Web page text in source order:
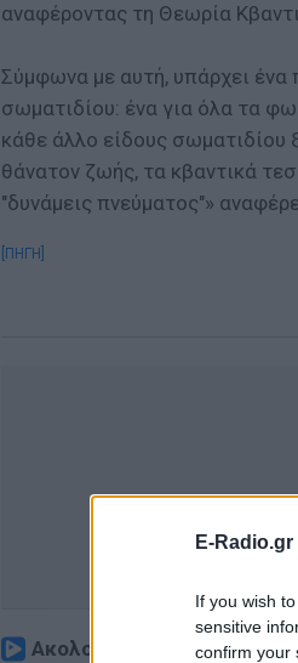
E-Radio.gr
If you wish
sensitive
confirm your
αναφέροντας τη Θεωρία
Σύμφωνα με αυτή, υπάρχει ένα
σωματιδίου: ένα για όλα τα
κάθε άλλο είδους σωματιδίου
θάνατον ζωής, τα κβαντικά
"δυνάμεις πνεύματος"»
[ΠΗΓΗ]
Ακολουθήστε το E-